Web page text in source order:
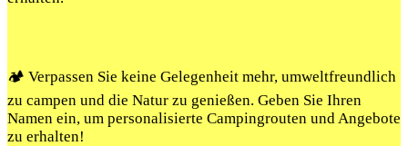
🏕️ Verpassen Sie keine Gelegenheit mehr, umweltfreundlich
zu campen und die Natur zu genießen. Geben Sie Ihren
Namen ein, um personalisierte Campingrouten und Angebote
zu erhalten!